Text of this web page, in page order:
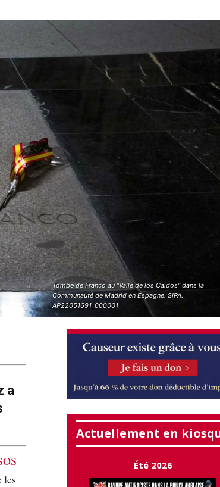
Tombe de Franco au "Valle de los Caidos" dans la
Communauté de Madrid en Espagne. SIPA.
AP22051691_000001
a
les
Actuellement en
Été 2026